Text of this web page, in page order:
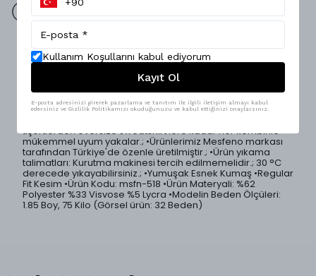
14 gün içinde iade değişim
Ürün Açıklaması
Konforu ön planda tutan regular kesim erkek pantolon,
sade ve modern tasarımıyla günlük giyimin vazgeçilmez
parçalarından biri.; Yumuşak dokulu ve esnek kumaşı
sayesinde rahat hareket etmenizi sağlar.; Hem casual hem
tişörtlerden oversize sweatshirt’lere kadar her kombinle
mükemmel uyum yakalar.; •Ürünlerimiz Mesfeno markası
tarafından Türkiye'de özenle üretilmiştir.; •Ürün yıkama
talimatları: Kurutma makinesi tercih edilmemelidir.; 30 °C
derecede yıkayabilirsiniz.; •Yumuşak Esnek Kumaş •Regular
Fit Kesim •Ürün Kodu: msfn-518 •Ürün Materyali: %62
Polyester %33 Visvose %5 Lycra •Modelin Beden Ölçüleri:
1.85 Boy, 75 Kilo (Görsel ürün: 32 Beden)
Kullanım Koşullarını kabul ediyorum
Kayıt Ol
E-posta adresinizi girerek pazarlama ve tanıtım ile ilgili iletişim almayı kabul
edersiniz ve Gizlilik Politikamızı okuduğunuzu ve kabul ettiğinizi onaylarsınız.